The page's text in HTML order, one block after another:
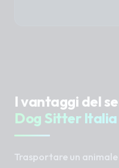
I vantaggi del
Dog Sitter Italia
Trasportare un